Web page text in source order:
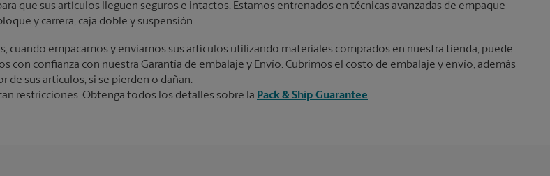
que sus artículos lleguen seguros e intactos. Estamos entrenados en técnicas avanzadas de empaque
y carrera, caja doble y suspensión.
cuando empacamos y enviamos sus artículos utilizando materiales comprados en nuestra tienda, puede
con confianza con nuestra Garantía de embalaje y Envío. Cubrimos el costo de embalaje y envío, además
de sus artículos, si se pierden o dañan.
restricciones. Obtenga todos los detalles sobre la Pack & Ship Guarantee.